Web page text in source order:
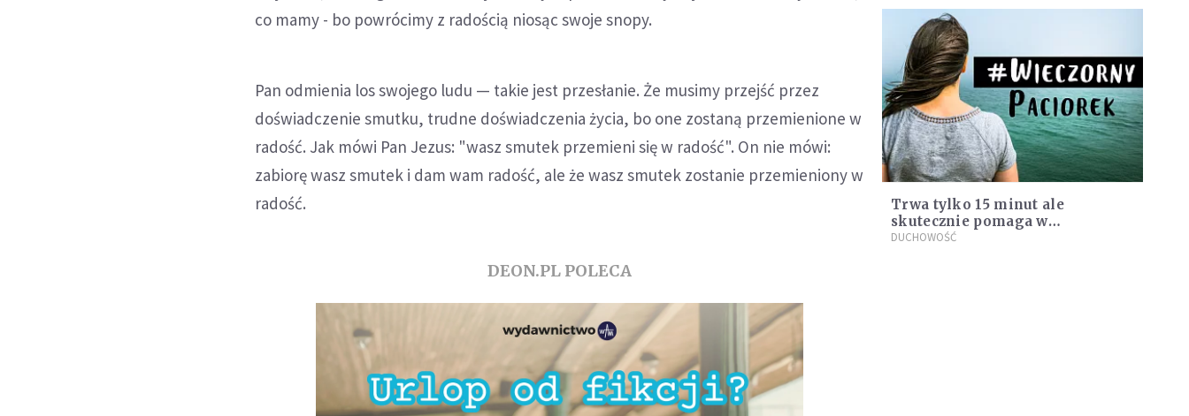
co mamy - bo powrócimy z radością niosąc swoje snopy.
Pan odmienia los swojego ludu — takie jest przesłanie. Że musimy przejść przez
doświadczenie smutku, trudne doświadczenia życia, bo one zostaną przemienione w
radość. Jak mówi Pan Jezus: "wasz smutek przemieni się w radość". On nie mówi:
zabiorę wasz smutek i dam wam radość, ale że wasz smutek zostanie przemieniony w
radość.
DEON.PL POLECA
Trwa tylko 15 minut ale
skutecznie pomaga w
trudnościach. Zapraszamy na
DUCHOWOŚĆ